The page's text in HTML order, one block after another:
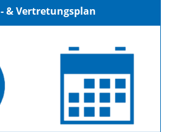
& Vertretungsplan